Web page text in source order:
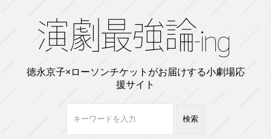
徳永京子×ローソンチケットがお届けする小劇場応
援サイト